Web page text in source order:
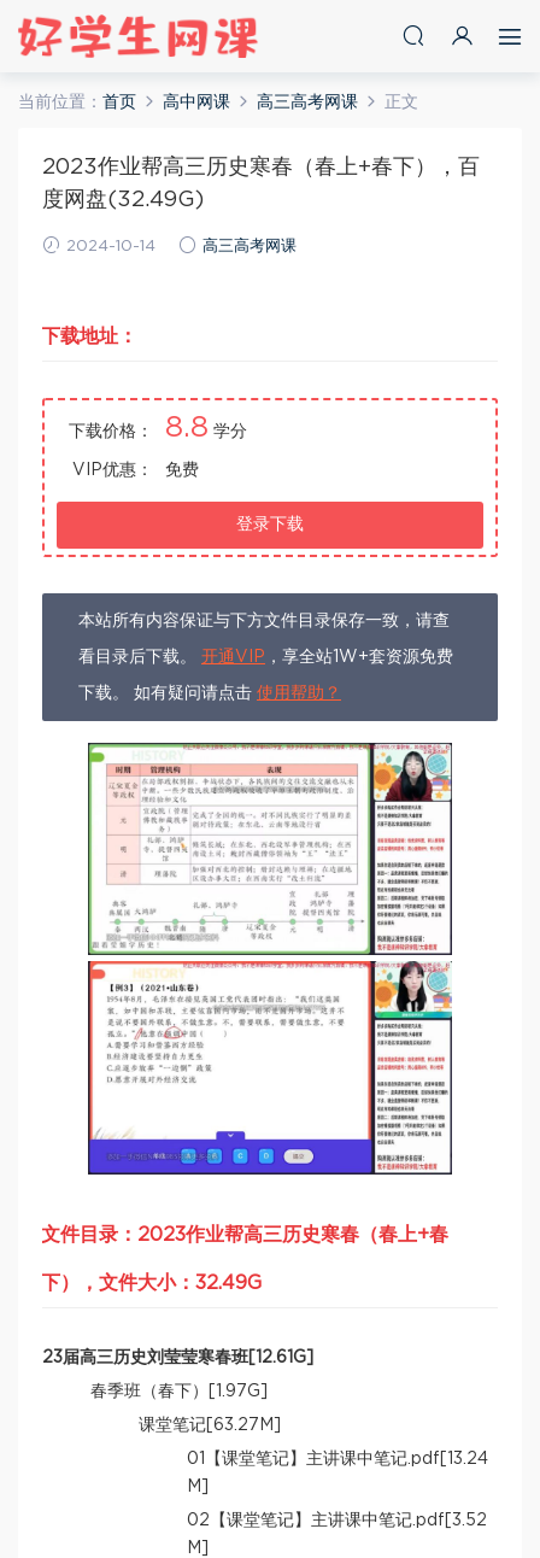
当前位置： 首页 高中网课 高三高考网课 正文
2023作业帮高三历史寒春（春上+春下），百
度网盘(32.49G)
2024-10-14 高三高考网课
下载地址：
下载价格： 8.8 学分
VIP优惠： 免费
登录下载
本站所有内容保证与下方文件目录保存一致，请查
看目录后下载。 开通VIP ，享全站1W+套资源免费
下载。 如有疑问请点击 使用帮助？
文件目录：2023作业帮高三历史寒春（春上+春
下），文件大小：32.49G
23届高三历史刘莹莹寒春班[12.61G]
春季班（春下）[1.97G]
课堂笔记[63.27M]
01【课堂笔记】主讲课中笔记.pdf[13.24
M]
02【课堂笔记】主讲课中笔记.pdf[3.52
M]